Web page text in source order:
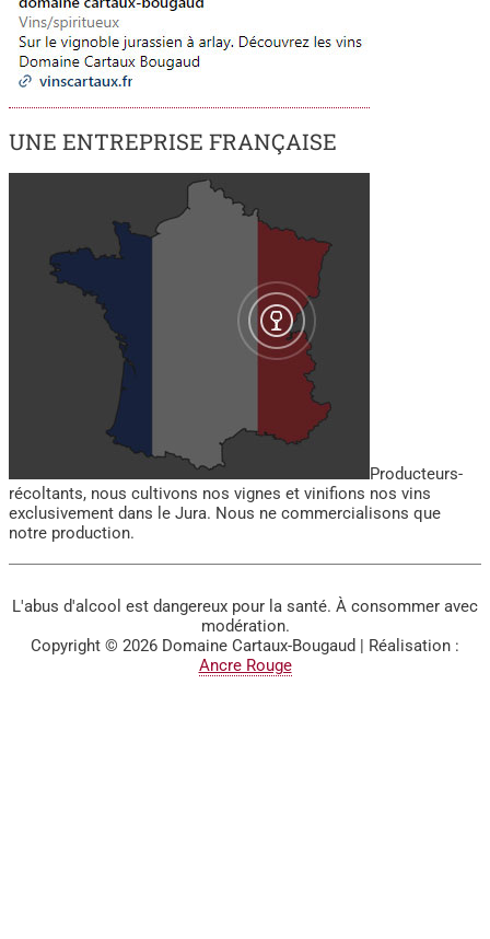
UNE ENTREPRISE FRANÇAISE
Producteurs-
récoltants, nous cultivons nos vignes et vinifions nos vins
exclusivement dans le Jura. Nous ne commercialisons que
notre production.
L'abus d'alcool est dangereux pour la santé. À consommer avec
modération.
Copyright © 2026 Domaine Cartaux-Bougaud | Réalisation :
Ancre Rouge